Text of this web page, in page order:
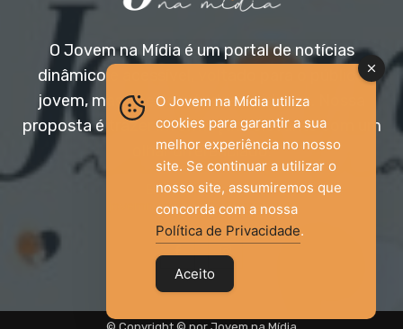
O Jovem na Mídia é um portal de notícias
dinâmico e acessível, voltado para o público
jovem, mas aberto a todas as idades. Nossa
proposta é trazer informação relevante com um
olhar diferenciado.
Entre em contato:
jovemnamidia2017@gmail.com
O Jovem na Mídia utiliza
cookies para garantir a sua
melhor experiência no nosso
site. Se continuar a utilizar o
nosso site, assumiremos que
concorda com a nossa
Política de Privacidade.
Aceito